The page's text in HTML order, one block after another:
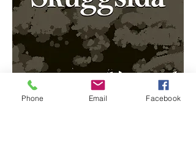
Phone Email Facebook